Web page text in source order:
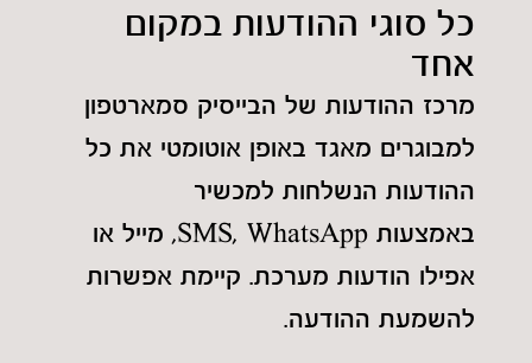
כל סוגי ההודעות במקום
אחד
מרכז ההודעות של הבייסיק סמארטפון
למבוגרים מאגד באופן אוטומטי את כל
ההודעות הנשלחות למכשיר
באמצעות SMS, WhatsApp, מייל או
אפילו הודעות מערכת. קיימת אפשרות
להשמעת ההודעה.